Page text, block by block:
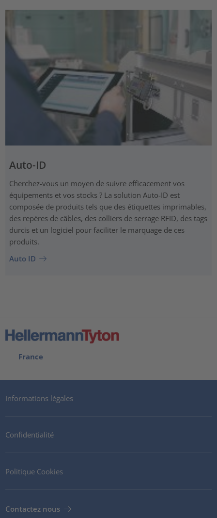
Auto-ID
Cherchez-vous un moyen de suivre efficacement vos
équipements et vos stocks ? La solution Auto-ID est
composée de produits tels que des étiquettes imprimables,
des repères de câbles, des colliers de serrage RFID, des tags
durcis et un logiciel pour faciliter le marquage de ces
produits.
Auto ID
France
Informations légales
Confidentialité
Politique Cookies
Contactez nous